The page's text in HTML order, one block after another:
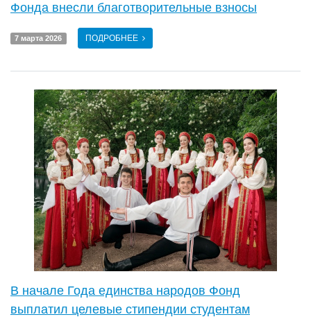
Фонда внесли благотворительные взносы
7 марта 2026 ПОДРОБНЕЕ
В начале Года единства народов Фонд
выплатил целевые стипендии студентам